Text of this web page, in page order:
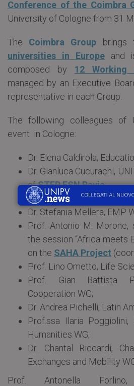
Conference of the Coimbra
University of Cologne from 31
The Coimbra Group brings
universities in Europeand
composed by 12 Working
managed by an Executive
representative in each Group.
The following colleagues of
event in Cologne:
Dr. Elena Caldirola,
Dr. Gianluca Cucurachi,
ofSTEP ESN Pavia;
Prof. Claudio Dappiaggi,
Dr. Stefania Mellera, EMP
Prof. Antonio M.
the session “Africa meets
on the SAHA Project
Prof. Lino Ometto, Life
Prof. Gian Battista
Cooperation WG;
Dr. Andrea Pichelli, Latin
Prof.ssa Ilaria
Humanities WG;
Dr. Chantal Riccardi,
Exchanges and Mobility
Prof. Antonella